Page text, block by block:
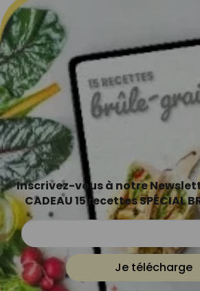
Inscrivez-vous à notre
CADEAU 15 recettes SPÉCIAL
Je télécharge